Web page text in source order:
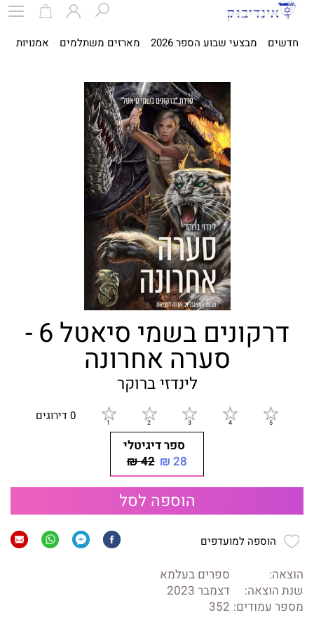
חדשים מבצעי שבוע הספר 2026 מארזים משתלמים אמנויות
דרקונים בשמי סיאטל 6 -
סערה אחרונה
לינדזי ברוקר
0 דירוגים
ספר דיגיטלי
28 ₪
42 ₪
הוספה לסל
הוספה למועדפים
הוצאה:
ספרים בעלמא
שנת הוצאה:
דצמבר 2023
מספר עמודים: 352